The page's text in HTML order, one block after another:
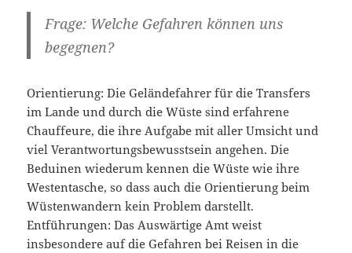
Frage: Welche Gefahren können uns
begegnen?
Orientierung: Die Geländefahrer für die Transfers
im Lande und durch die Wüste sind erfahrene
Chauffeure, die ihre Aufgabe mit aller Umsicht und
viel Verantwortungsbewusstsein angehen. Die
Beduinen wiederum kennen die Wüste wie ihre
Westentasche, so dass auch die Orientierung beim
Wüstenwandern kein Problem darstellt.
Entführungen: Das Auswärtige Amt weist
insbesondere auf die Gefahren bei Reisen in die